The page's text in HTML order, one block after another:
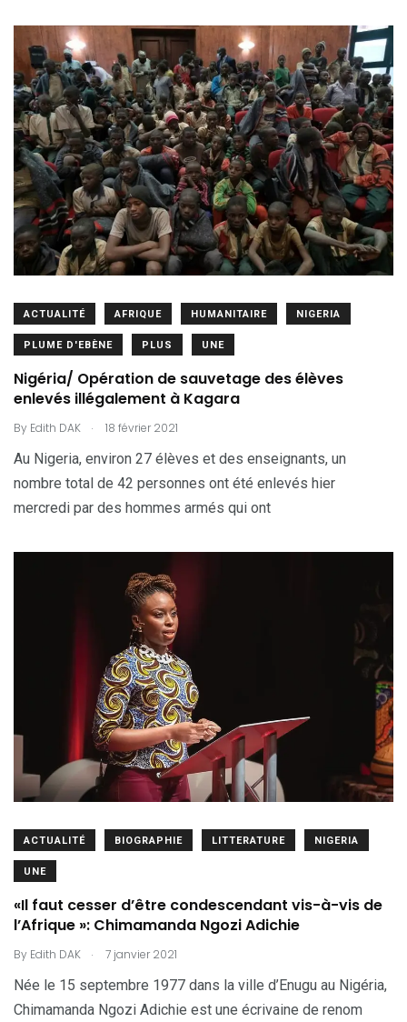
ACTUALITÉ AFRIQUE HUMANITAIRE NIGERIA
PLUME D'EBÈNE PLUS UNE
Nigéria/ Opération de sauvetage des élèves
enlevés illégalement à Kagara
By Edith DAK . 18 février 2021
Au Nigeria, environ 27 élèves et des enseignants, un
nombre total de 42 personnes ont été enlevés hier
mercredi par des hommes armés qui ont
ACTUALITÉ BIOGRAPHIE LITTERATURE NIGERIA
UNE
«Il faut cesser d’être condescendant vis-à-vis de
l’Afrique »: Chimamanda Ngozi Adichie
By Edith DAK . 7 janvier 2021
Née le 15 septembre 1977 dans la ville d’Enugu au Nigéria,
Chimamanda Ngozi Adichie est une écrivaine de renom